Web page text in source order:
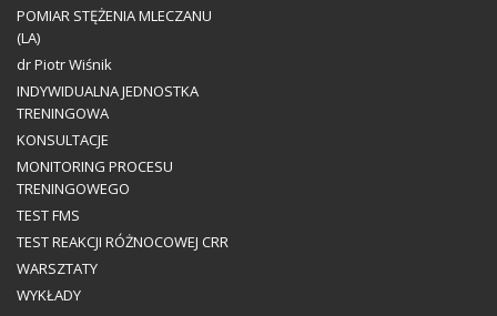
POMIAR STĘŻENIA MLECZANU
(LA)
dr Piotr Wiśnik
INDYWIDUALNA JEDNOSTKA
TRENINGOWA
KONSULTACJE
MONITORING PROCESU
TRENINGOWEGO
TEST FMS
TEST REAKCJI RÓŻNOCOWEJ CRR
WARSZTATY
WYKŁADY